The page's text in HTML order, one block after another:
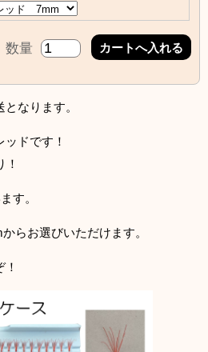
数量
なります。
ドです！
す。
らお選びいただけます。